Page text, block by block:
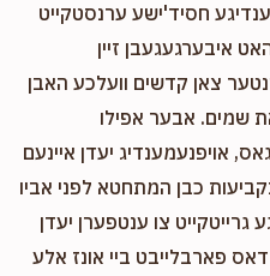
חסיד'ישע ערנסטקייט
איבערגעגעבן זיין
צאן קדשים וועלכע האבן
שמים. אבער אפילו
אויפנעמענדיג יעדן איינעם
כבן המתחטא לפני אביו
גרייטקייט צו ענטפערן יעדן
פארבלייבט ביי אונז אלע